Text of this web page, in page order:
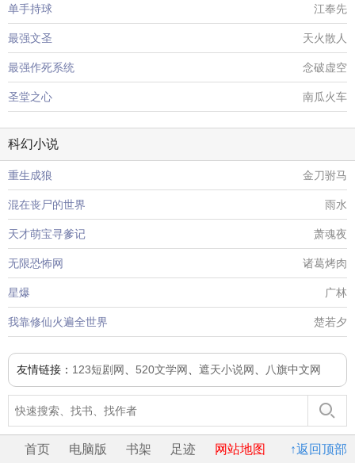
单手持球 江奉先
最强文圣 天火散人
最强作死系统 念破虚空
圣堂之心 南瓜火车
科幻小说
重生成狼 金刀驸马
混在丧尸的世界 雨水
天才萌宝寻爹记 萧魂夜
无限恐怖网 诸葛烤肉
星爆 广林
我靠修仙火遍全世界 楚若夕
友情链接： 123短剧网 520文学网 遮天小说网 八旗中文网
↑返回顶部
首页 电脑版 书架 足迹 网站地图